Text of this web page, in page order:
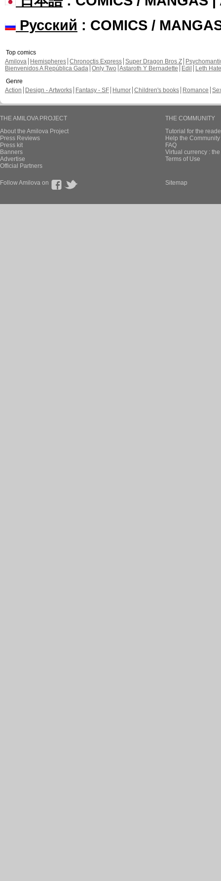
Русский : COMICS /
Top comics
Amilova
Hemispheres Chronoctis Express Super Dragon Bros Z
Bienvenidos A República Gada Only Two Astaroth Y Bernadette Edil
Leth Hate
Genre
Action
Design - Artworks Fantasy - SF Humor Children's books Romance
THE AMILOVA PROJECT
About the Amilova Project
Press Reviews
Press kit
Banners
Advertise
Official Partners
THE COMMUNITY
Tutorial for the
Help the
FAQ
Virtual currency :
Terms of Use
Follow Amilova on Sitemap